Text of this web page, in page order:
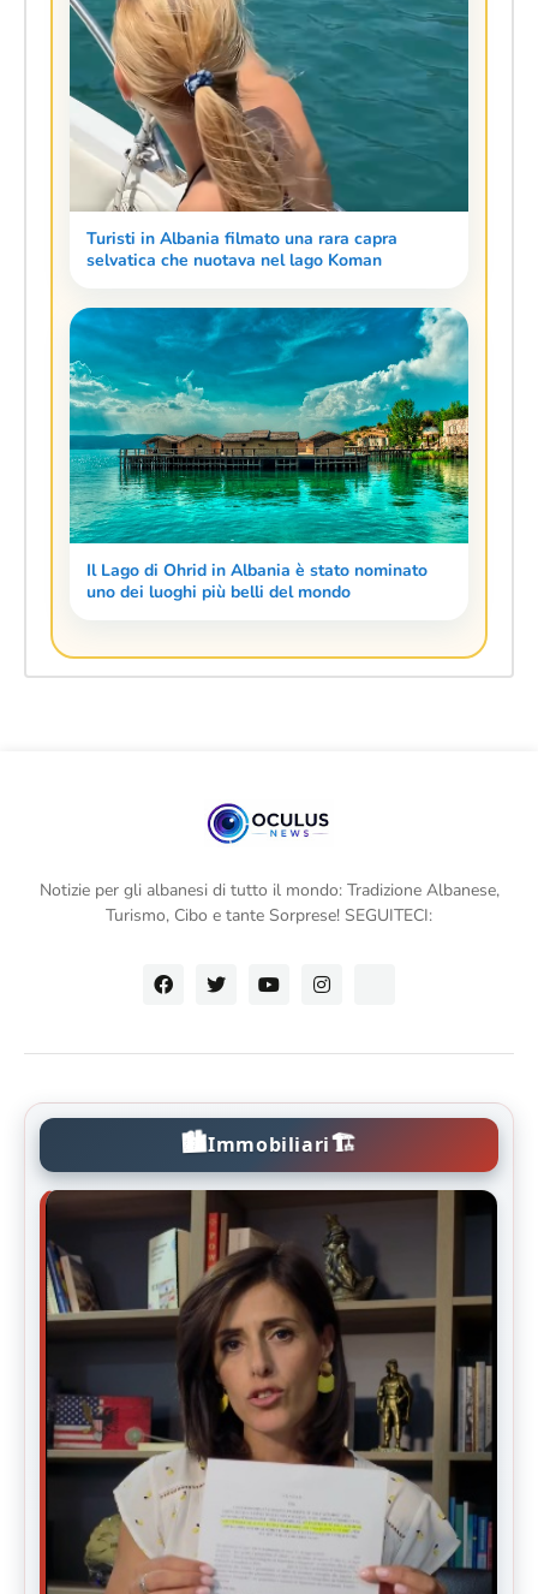
Turisti in Albania filmato una rara capra
selvatica che nuotava nel lago Koman
Il Lago di Ohrid in Albania è stato nominato
uno dei luoghi più belli del mondo
Notizie per gli albanesi di tutto il mondo: Tradizione Albanese,
Turismo, Cibo e tante Sorprese! SEGUITECI:
🏙️Immobiliari🏗️